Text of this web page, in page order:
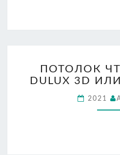
ПОТОЛОК
DULUX 3D
2021